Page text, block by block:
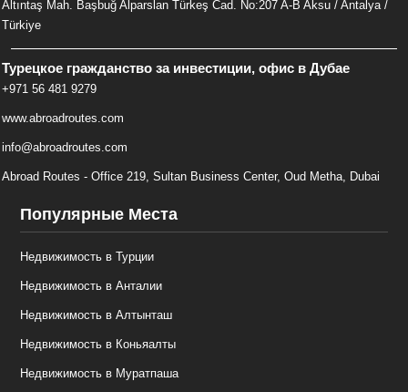
Altıntaş Mah. Başbuğ Alparslan Türkeş Cad. No:207 A-B Aksu / Antalya /
Türkiye
Турецкое гражданство за инвестиции, офис в Дубае
+971 56 481 9279
www.abroadroutes.com
info@abroadroutes.com
Abroad Routes - Office 219, Sultan Business Center, Oud Metha, Dubai
Популярные Места
Недвижимость в Турции
Недвижимость в Анталии
Недвижимость в Алтынташ
Недвижимость в Коньяалты
Недвижимость в Муратпаша